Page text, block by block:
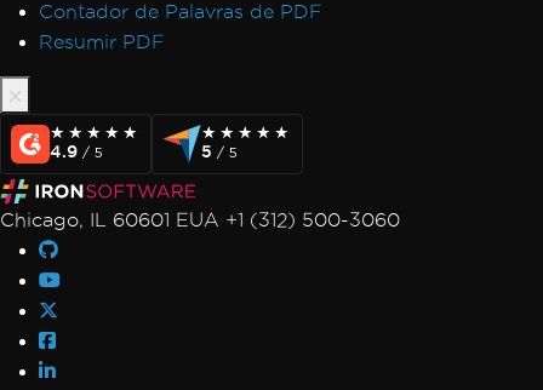
Contador de Palavras de PDF
Resumir PDF
★★★★★
★★★★★
4.9 / 5
★★★★★
★★★★★
5 / 5
Chicago, IL 60601 EUA +1 (312) 500-3060